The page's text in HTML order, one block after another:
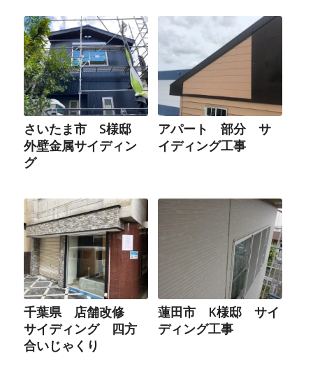
さいたま市 S様邸
外壁金属サイディン
グ
アパート 部分 サ
イディング工事
千葉県 店舗改修
サイディング 四方
合いじゃくり
蓮田市 K様邸 サイ
ディング工事